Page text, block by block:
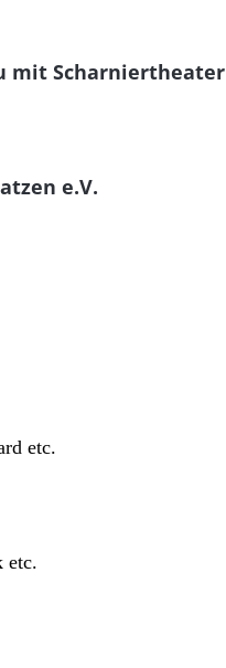
mit Scharniertheater
e.V.
etc.
etc.